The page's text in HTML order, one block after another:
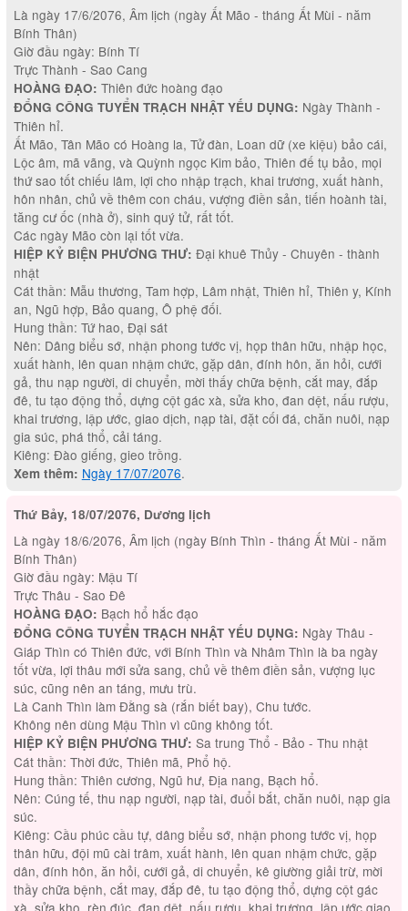
Là ngày 17/6/2076, Âm lịch (ngày Ất Mão - tháng Ất Mùi - năm
Bính Thân)
Giờ đầu ngày: Bính Tí
Trực Thành - Sao Cang
HOÀNG ĐẠO: Thiên đức hoàng đạo
ĐỔNG CÔNG TUYỂN TRẠCH NHẬT YẾU DỤNG: Ngày Thành -
Thiên hỉ.
Ất Mão, Tân Mão có Hoàng la, Tử đàn, Loan dữ (xe kiệu) bảo cái,
Lộc âm, mã vãng, và Quỳnh ngọc Kim bảo, Thiên đế tụ bảo, mọi
thứ sao tốt chiếu lâm, lợi cho nhập trạch, khai trương, xuất hành,
hôn nhân, chủ về thêm con cháu, vượng điền sản, tiến hoành tài,
tăng cư ốc (nhà ở), sinh quý tử, rất tốt.
Các ngày Mão còn lại tốt vừa.
HIỆP KỶ BIỆN PHƯƠNG THƯ: Đại khuê Thủy - Chuyên - thành
nhật
Cát thần: Mẫu thương, Tam hợp, Lâm nhật, Thiên hỉ, Thiên y, Kính
an, Ngũ hợp, Bảo quang, Ô phệ đối.
Hung thần: Tứ hao, Đại sát
Nên: Dâng biểu sớ, nhận phong tước vị, họp thân hữu, nhập học,
xuất hành, lên quan nhậm chức, gặp dân, đính hôn, ăn hỏi, cưới
gả, thu nạp người, di chuyển, mời thấy chữa bệnh, cắt may, đắp
đê, tu tạo động thổ, dựng cột gác xà, sửa kho, đan dệt, nấu rượu,
khai trương, lập ước, giao dịch, nạp tài, đặt cối đá, chăn nuôi, nạp
gia súc, phá thổ, cải táng.
Kiêng: Đào giếng, gieo trồng.
Xem thêm: Ngày 17/07/2076.
Thứ Bảy, 18/07/2076, Dương lịch
Là ngày 18/6/2076, Âm lịch (ngày Bính Thìn - tháng Ất Mùi - năm
Bính Thân)
Giờ đầu ngày: Mậu Tí
Trực Thâu - Sao Đê
HOÀNG ĐẠO: Bạch hổ hắc đạo
ĐỔNG CÔNG TUYỂN TRẠCH NHẬT YẾU DỤNG: Ngày Thâu -
Giáp Thìn có Thiên đức, với Bính Thìn và Nhâm Thìn là ba ngày
tốt vừa, lợi thâu mới sửa sang, chủ về thêm điền sản, vượng lục
súc, cũng nên an táng, mưu trù.
Là Canh Thìn làm Đằng sà (rắn biết bay), Chu tước.
Không nên dùng Mậu Thìn vì cũng không tốt.
HIỆP KỶ BIỆN PHƯƠNG THƯ: Sa trung Thổ - Bảo - Thu nhật
Cát thần: Thời đức, Thiên mã, Phổ hộ.
Hung thần: Thiên cương, Ngũ hư, Địa nang, Bạch hổ.
Nên: Cúng tế, thu nạp người, nạp tài, đuổi bắt, chăn nuôi, nạp gia
súc.
Kiêng: Cầu phúc cầu tự, dâng biểu sớ, nhận phong tước vị, họp
thân hữu, đội mũ cài trâm, xuất hành, lên quan nhậm chức, gặp
dân, đính hôn, ăn hỏi, cưới gả, di chuyển, kê giường giải trừ, mời
thầy chữa bệnh, cắt may, đắp đê, tu tạo động thổ, dựng cột gác